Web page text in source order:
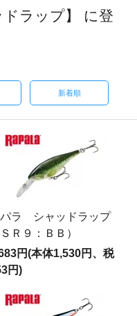
ドラップ】 に登
新着順
ラ シャッドラップ
ＳＲ９：ＢＢ）
円(本体1,530円、税
円)